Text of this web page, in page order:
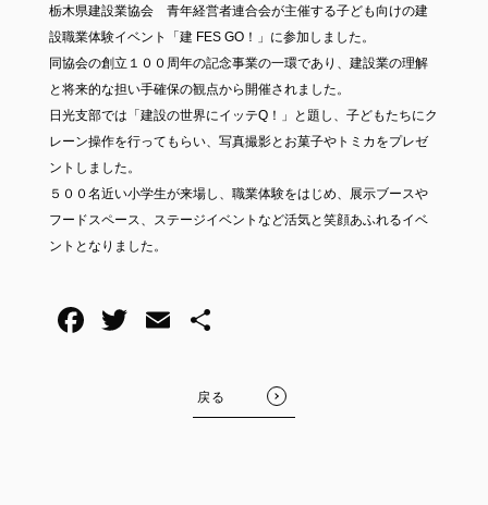
栃木県建設業協会 青年経営者連合会が主催する子ども向けの建
設職業体験イベント「建 FES GO！」に参加しました。
同協会の創立１００周年の記念事業の一環であり、建設業の理解
と将来的な担い手確保の観点から開催されました。
日光支部では「建設の世界にイッテQ！」と題し、子どもたちにク
レーン操作を行ってもらい、写真撮影とお菓子やトミカをプレゼ
ントしました。
５００名近い小学生が来場し、職業体験をはじめ、展示ブースや
フードスペース、ステージイベントなど活気と笑顔あふれるイベ
ントとなりました。
戻る